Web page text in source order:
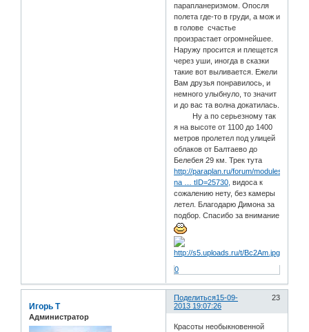
парапланеризмом. Опосля
полета где-то в груди, а мож и
в голове счастье
произрастает огромнейшее.
Наружу просится и плещется
через уши, иногда в сказки
такие вот выливается. Ежели
Вам друзья понравилось, и
немного улыбнуло, то значит
и до вас та волна докатилась.
Ну а по серьезному так
я на высоте от 1100 до 1400
метров пролетел под улицей
облаков от Балтаево до
Белебея 29 км. Трек тута
http://paraplan.ru/forum/modules.php?
na … tID=25730, видоса к
сожалению нету, без камеры
летел. Благодарю Димона за
подбор. Спасибо за внимание
0
Поделиться 23
15-09-
2013 19:07:26
Игорь Т
Администратор
Красоты необыкновенной